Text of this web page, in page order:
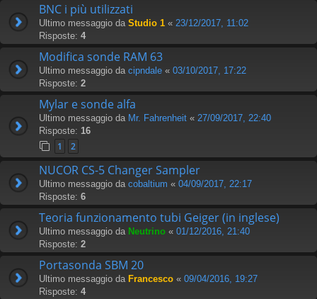
BNC i più utilizzati
Ultimo messaggio da Studio 1 « 23/12/2017, 11:02
Risposte: 4
Modifica sonde RAM 63
Ultimo messaggio da cipndale « 03/10/2017, 17:22
Risposte: 2
Mylar e sonde alfa
Ultimo messaggio da Mr. Fahrenheit « 27/09/2017, 22:40
Risposte: 16
1 2
NUCOR CS-5 Changer Sampler
Ultimo messaggio da cobaltium « 04/09/2017, 22:17
Risposte: 6
Teoria funzionamento tubi Geiger (in inglese)
Ultimo messaggio da Neutrino « 01/12/2016, 21:40
Risposte: 2
Portasonda SBM 20
Ultimo messaggio da Francesco « 09/04/2016, 19:27
Risposte: 4